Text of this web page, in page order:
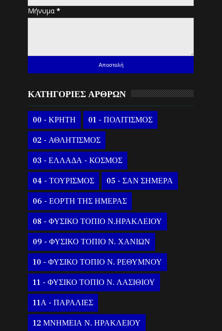
Μήνυμα*
ΚΑΤΗΓΟΡΙΕΣ ΑΡΘΡΩΝ
00 - ΚΡΗΤΗ 01 - ΠΟΛΙΤΙΣΜΟΣ
02 - ΑΘΛΗΤΙΣΜΟΣ
03 - ΕΛΛΑΔΑ - ΚΟΣΜΟΣ
04 - ΤΟΥΡΙΣΜΟΣ 05 - ΣΑΝ ΣΗΜΕΡΑ
06 - ΕΟΡΤΗ ΤΗΣ ΗΜΕΡΑΣ
08 - ΦΥΣΙΚΟ ΤΟΠΙΟ Ν.ΗΡΑΚΛΕΙΟΥ
09 - ΦΥΣΙΚΟ ΤΟΠΙΟ Ν. ΧΑΝΙΩΝ
10 - ΦΥΣΙΚΟ ΤΟΠΙΟ Ν. ΡΕΘΥΜΝΟΥ
11 - ΦΥΣΙΚΟ ΤΟΠΙΟ Ν. ΛΑΣΙΘΙΟΥ
11Α - ΠΑΡΑΛΙΕΣ
12 ΜΝΗΜΕΙΑ Ν. ΗΡΑΚΛΕΙΟΥ